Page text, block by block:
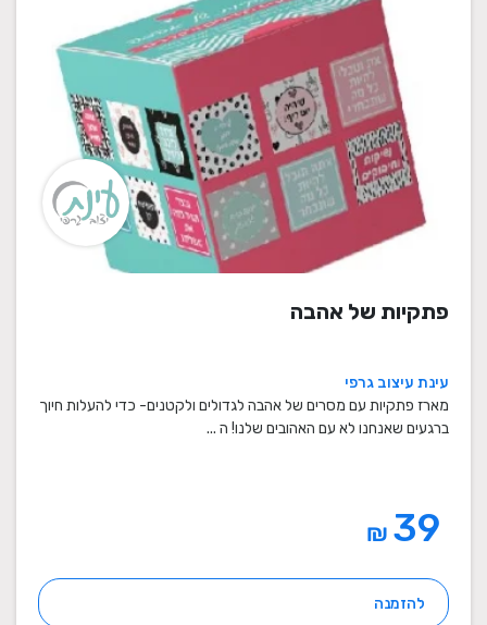
פתקיות של אהבה
עינת עיצוב גרפי
מארז פתקיות עם מסרים של אהבה לגדולים ולקטנים- כדי להעלות חיוך
ברגעים שאנחנו לא עם האהובים שלנו! ה ...
₪
להזמנה